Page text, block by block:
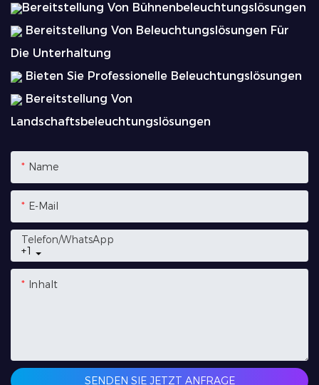
Bereitstellung Von Bühnenbeleuchtungslösungen
Bereitstellung Von Beleuchtungslösungen Für
Die Unterhaltung
Bieten Sie Professionelle Beleuchtungslösungen
Bereitstellung Von
Landschaftsbeleuchtungslösungen
Name
E-Mail
+1
Telefon/WhatsApp
Inhalt
SENDEN SIE JETZT ANFRAGE